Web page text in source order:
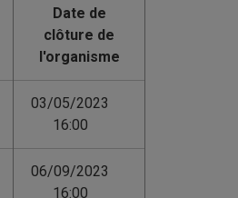
Date de
clôture de
l'organisme
03/05/2023
16:00
06/09/2023
16:00